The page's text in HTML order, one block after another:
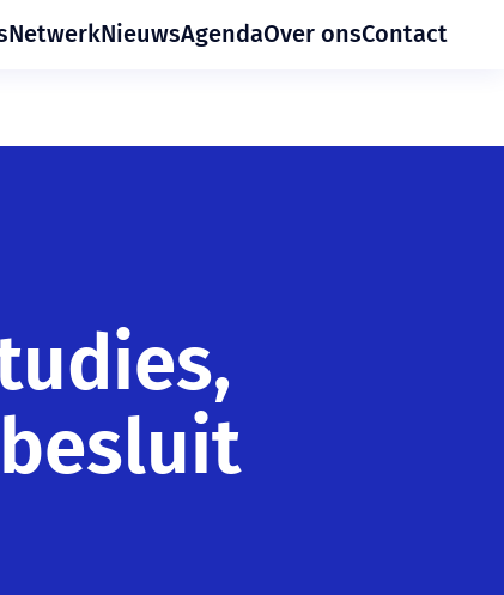
NetwerkNieuwsAgendaOver onsContact